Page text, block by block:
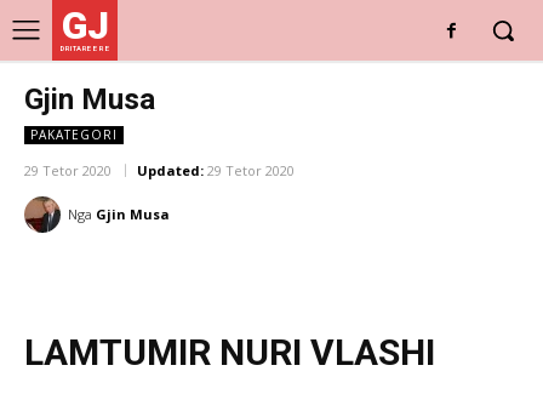
GJ
DRITARE E RE
Gjin Musa
PAKATEGORI
29 Tetor 2020 Updated: 29 Tetor 2020
Nga Gjin Musa
LAMTUMIR NURI VLASHI